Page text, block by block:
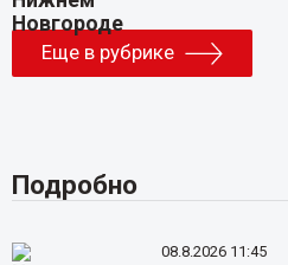
Еще в рубрике
Подробно
08.8.2026 11:45